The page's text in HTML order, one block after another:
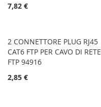
7,82 €
2 CONNETTORE PLUG RJ45
CAT6 FTP PER CAVO DI RETE
FTP 94916
2,85 €